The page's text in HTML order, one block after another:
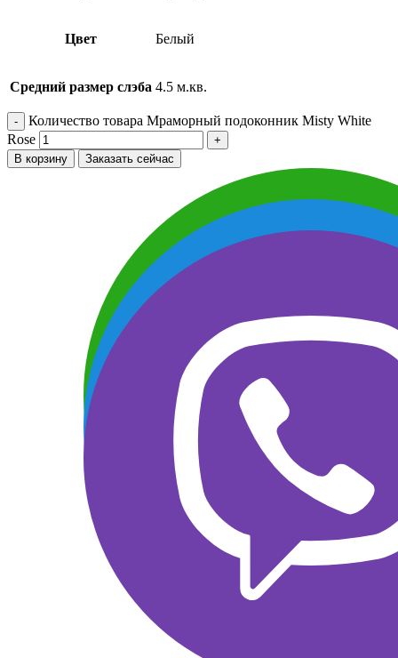
Цвет Белый
Средний размер слэба 4.5 м.кв.
Количество товара Мраморный подоконник Misty White
Rose
В корзину Заказать сейчас